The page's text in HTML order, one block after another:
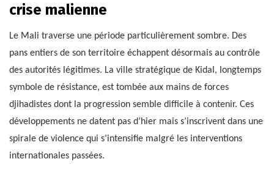
crise malienne
Le Mali traverse une période particulièrement sombre. Des
pans entiers de son territoire échappent désormais au contrôle
des autorités légitimes. La ville stratégique de Kidal, longtemps
symbole de résistance, est tombée aux mains de forces
djihadistes dont la progression semble difficile à contenir. Ces
développements ne datent pas d’hier mais s’inscrivent dans une
spirale de violence qui s’intensifie malgré les interventions
internationales passées.